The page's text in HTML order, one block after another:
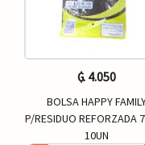
₲. 4.050
BOLSA HAPPY
P/RESIDUO REFORZADA
10UN